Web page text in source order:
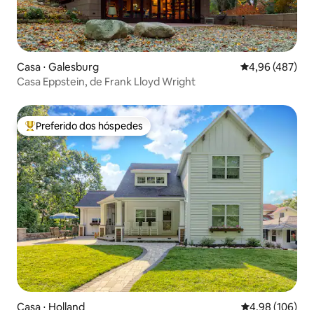
Casa ⋅ Galesburg 4,96 de uma
4,96 (487)
Casa Eppstein, de Frank Lloyd Wright
Entre os melhores preferidos dos hóspedes
Preferido dos hóspedes
Casa ⋅ Holland 4,98 de uma
4,98 (106)